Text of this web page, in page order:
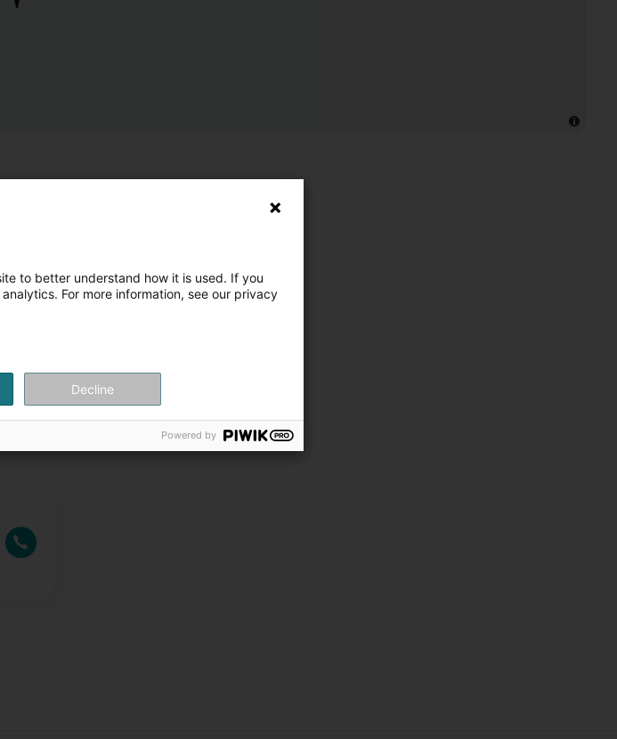
to better understand how it is used. If you
For more information, see our privacy
Decline
Powered by